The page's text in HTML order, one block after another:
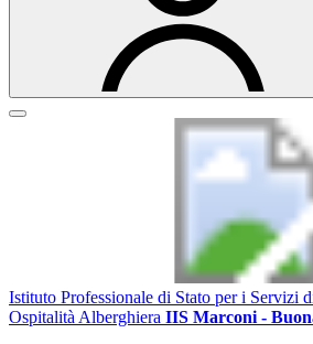
Istituto Professionale di Stato per i Servizi
Ospitalità Alberghiera IIS Marconi -